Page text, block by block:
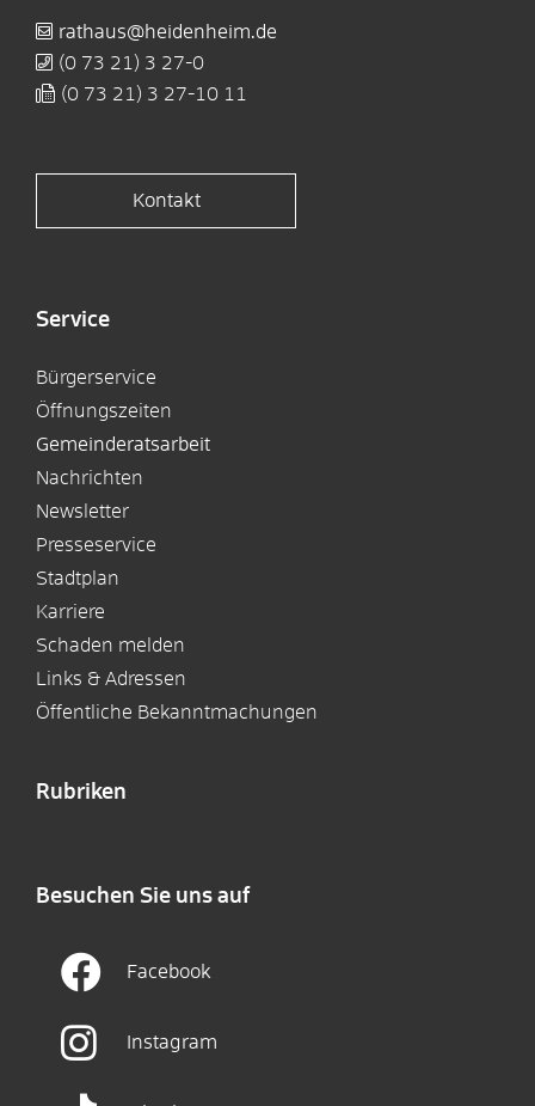
rathaus@heidenheim.de
(0 73 21) 3 27-0
(0 73 21) 3 27-10 11
Kontakt
Service
Bürgerservice
Öffnungszeiten
Gemeinderatsarbeit
Nachrichten
Newsletter
Presseservice
Stadtplan
Karriere
Schaden melden
Links & Adressen
Öffentliche Bekanntmachungen
Rubriken
Besuchen Sie uns auf
Facebook
Instagram